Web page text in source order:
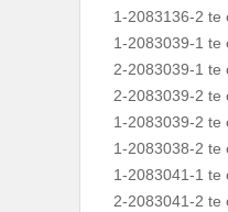
1-2083136-2 te
1-2083039-1
2-2083039-1
2-2083039-2
1-2083039-2 te
1-2083038-2
1-2083041-1
2-2083041-2